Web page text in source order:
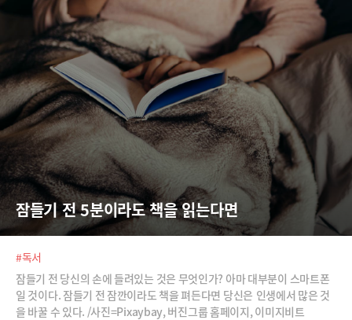
잠들기 전 5분이라도 책을 읽는다면
#독서
잠들기 전 당신의 손에 들려있는 것은 무엇인가? 아마 대부분이 스마트폰
일 것이다. 잠들기 전 잠깐이라도 책을 펴든다면 당신은 인생에서 많은 것
을 바꿀 수 있다. /사진=Pixaybay, 버진그룹 홈페이지, 이미지비트